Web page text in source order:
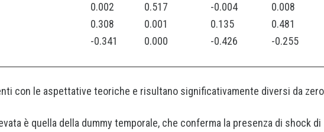
0.002 0.517 -0.004
0.008
0.308 0.001 0.135
0.481
-0.341 0.000 -0.426
-0.255
con le aspettative teoriche e risultano significativamente diversi da zero
è quella della dummy temporale, che conferma la presenza di shock di